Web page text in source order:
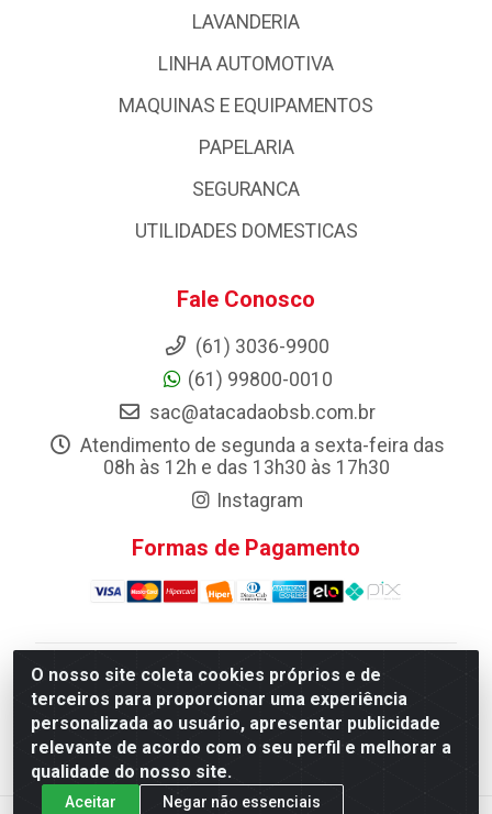
O nosso site coleta cookies próprios e de
terceiros para proporcionar uma experiência
personalizada ao usuário, apresentar publicidade
relevante de acordo com o seu perfil e melhorar a
qualidade do nosso site.
Aceitar Negar não essenciais
LAVANDERIA
LINHA AUTOMOTIVA
MAQUINAS E EQUIPAMENTOS
PAPELARIA
SEGURANCA
UTILIDADES DOMESTICAS
Fale Conosco
(61) 3036-9900
(61) 99800-0010
sac@atacadaobsb.com.br
Atendimento de segunda a sexta-feira das
08h às 12h e das 13h30 às 17h30
Instagram
Formas de Pagamento
Atacadao da Limpeza F. Pereira Queiroz Comercio e
Distribuicao LTDA - Quadra Qi 10 Lotes 39 e, 41 - Setor
Industrial (Taguatinga), Brasília/DF - CEP 72.135-100 -
CNPJ 13.184.675/0001-80